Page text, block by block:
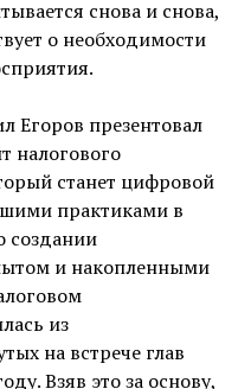
снова и снова,
о необходимости
Егоров презентовал
налогового
станет цифровой
практиками в
создании
и накопленными
из
на встрече глав
Взяв это за основу,